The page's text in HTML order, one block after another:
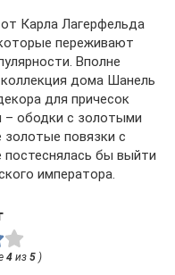
Карла Лагерфельда
переживают
Вполне
дома Шанель
для причесок
– ободки с золотыми
повязки с
бы выйти
императора.
4из 5)